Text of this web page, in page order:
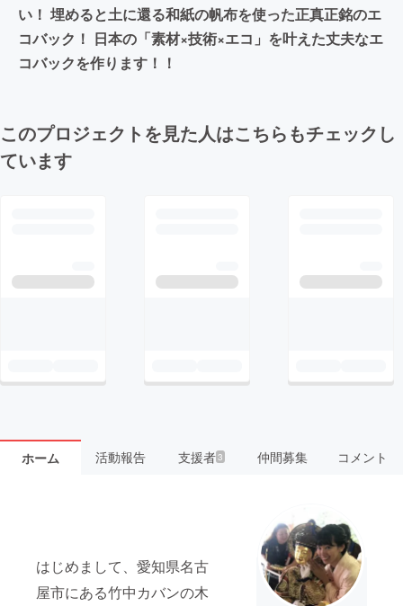
い！ 埋めると土に還る和紙の帆布を使った正真正銘のエ
コバック！ 日本の「素材×技術×エコ」を叶えた丈夫なエ
コバックを作ります！！
このプロジェクトを見た人はこちらもチェックし
ています
ホーム 活動報告 支援者3 仲間募集 コメント
はじめまして、愛知県名古
屋市にある竹中カバンの木